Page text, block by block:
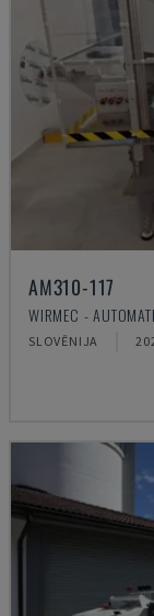
AM310-117
WIRMEC -
SLOVĒNIJA